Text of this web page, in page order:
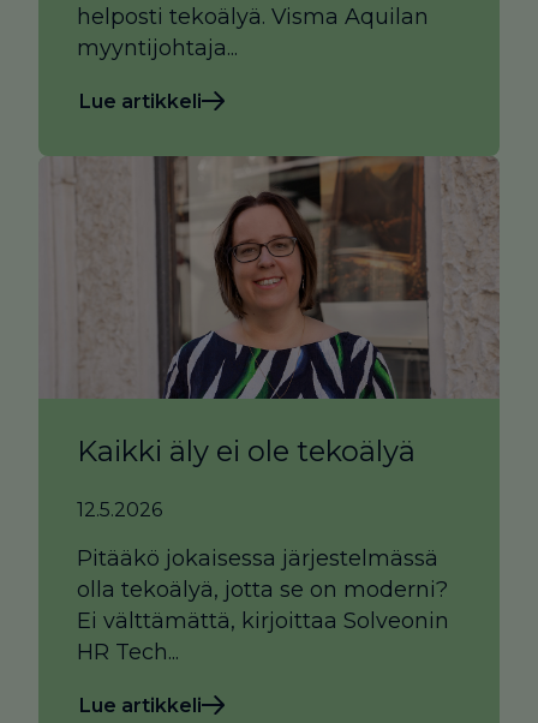
helposti tekoälyä. Visma Aquilan
myyntijohtaja...
Lue artikkeli
Kaikki äly ei ole tekoälyä
12.5.2026
Pitääkö jokaisessa järjestelmässä
olla tekoälyä, jotta se on moderni?
Ei välttämättä, kirjoittaa Solveonin
HR Tech...
Lue artikkeli